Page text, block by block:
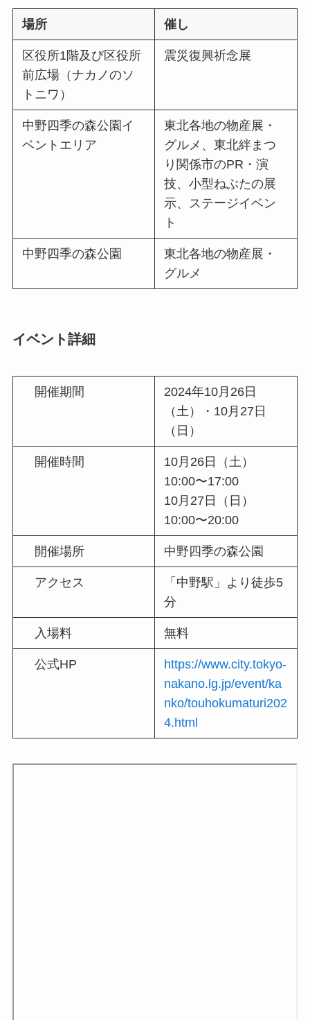
場所 催し
区役所1階及び区役所
前広場（ナカノのソ
トニワ）
震災復興祈念展
中野四季の森公園イ
ベントエリア
東北各地の物産展・
グルメ、東北絆まつ
り関係市のPR・演
技、小型ねぶたの展
示、ステージイベン
ト
中野四季の森公園
東北各地の物産展・
グルメ
イベント詳細
開催期間
2024年10月26日
（土）・10月27日
（日）
開催時間
10月26日（土）
10:00〜17:00
10月27日（日）
10:00〜20:00
開催場所 中野四季の森公園
アクセス
「中野駅」より徒歩5
分
入場料 無料
公式HP
https://www.city.tokyo-
nakano.lg.jp/event/ka
nko/touhokumaturi202
4.html